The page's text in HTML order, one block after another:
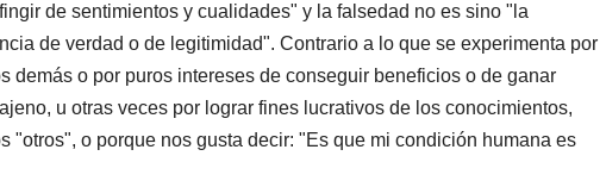
de sentimientos y cualidades" y la falsedad no es sino "la
de verdad o de legitimidad". Contrario a lo que se experimenta por
demás o por puros intereses de conseguir beneficios o de ganar
u otras veces por lograr fines lucrativos de los conocimientos,
"otros", o porque nos gusta decir: "Es que mi condición humana es